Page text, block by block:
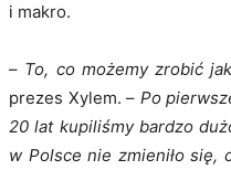
i makro.
– To, co możemy zrobić
prezes Xylem. – Po
20 lat kupiliśmy bardzo
w Polsce nie zmieniło się,